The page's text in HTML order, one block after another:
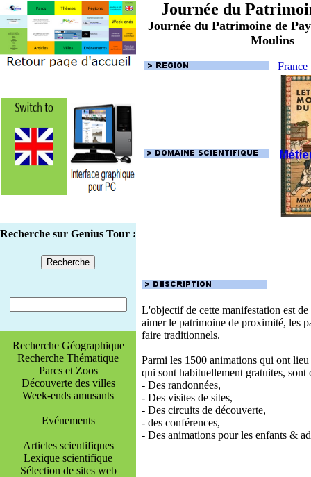
Journée du
Journée du Patrimoine de
Moulins
France
Recherche sur Genius Tour :
L'objectif de cette manifestation est
aimer le patrimoine de proximité, les
faire traditionnels.
Parmi les 1500 animations qui ont
qui sont habituellement gratuites, sont
- Des randonnées,
- Des visites de sites,
- Des circuits de découverte,
- des conférences,
- Des animations pour les enfants &
Recherche Géographique
Recherche Thématique
Parcs et Zoos
Découverte des villes
Week-ends amusants
Evénements
Articles scientifiques
Lexique scientifique
Sélection de sites web